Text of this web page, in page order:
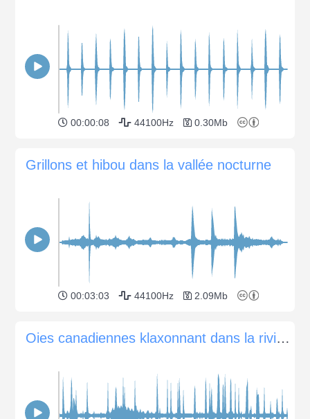
00:00:08 44100Hz 0.30Mb
Grillons et hibou dans la vallée nocturne
00:03:03 44100Hz 2.09Mb
Oies canadiennes klaxonnant dans la rivière la nuit